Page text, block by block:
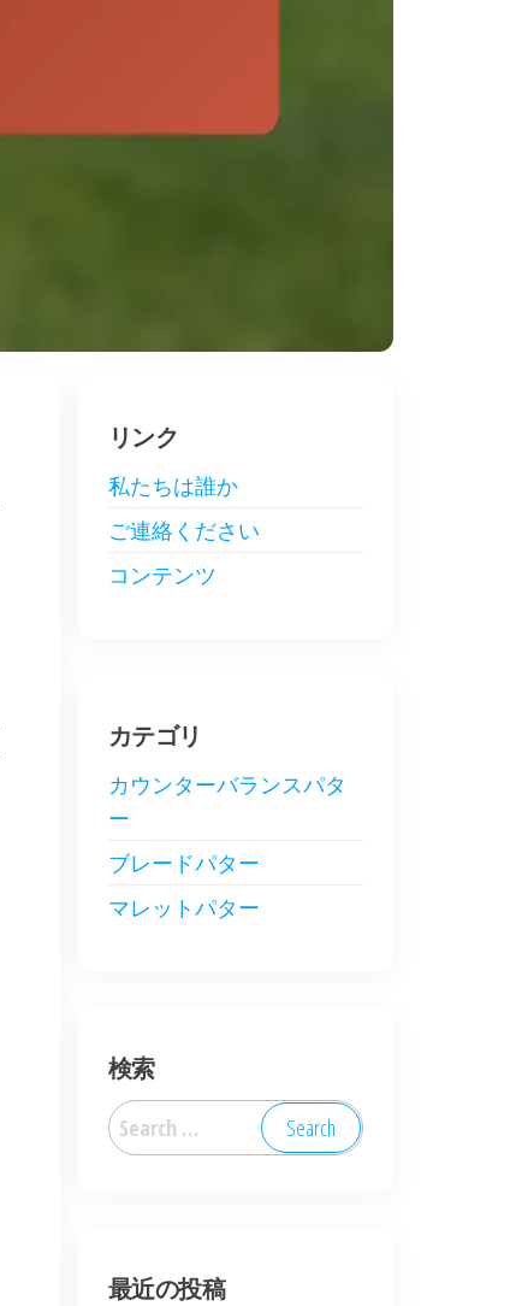
リンク
私たちは誰か
ご連絡ください
コンテンツ
カテゴリ
カウンターバランスパタ
ー
ブレードパター
マレットパター
検索
Search
for:
最近の投稿